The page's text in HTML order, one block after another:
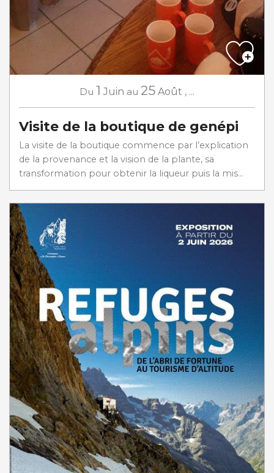
Du 1 Juin au 25 Août , ...
Visite de la boutique de genépi
La visite de la boutique commence par l’explication
de la provenance et la vision de la plante, sa
transformation pour obtenir la liqueur puis la mis...